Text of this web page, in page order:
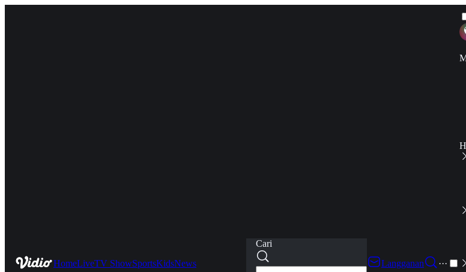
HomeLiveTV ShowSportsKidsNews
Cari
Langganan
···